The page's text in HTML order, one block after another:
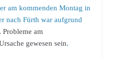
er am kommenden Montag in
nach Fürth war aufgrund
am
gewesen sein.